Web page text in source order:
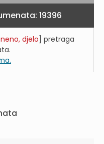
19396
djelo ] pretraga